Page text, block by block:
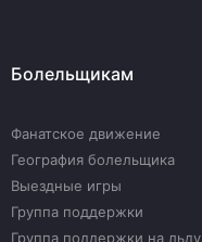
Болельщикам
Фанатское движение
География болельщика
Выездные игры
Группа поддержки
Группа поддержки на льду